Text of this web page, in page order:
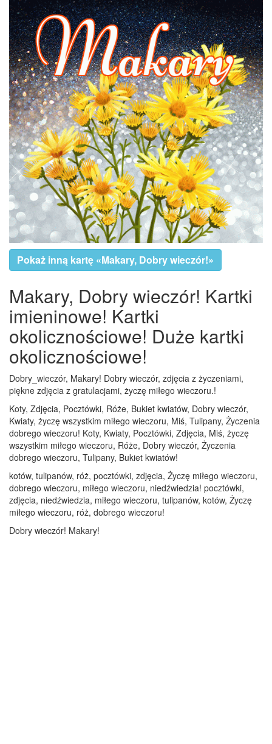
Pokaż inną kartę «Makary, Dobry wieczór!»
Makary, Dobry wieczór! Kartki
imieninowe! Kartki
okolicznościowe! Duże kartki
okolicznościowe!
Dobry_wieczór, Makary! Dobry wieczór, zdjęcia z życzeniami,
piękne zdjęcia z gratulacjami, życzę miłego wieczoru.!
Koty, Zdjęcia, Pocztówki, Róże, Bukiet kwiatów, Dobry wieczór,
Kwiaty, życzę wszystkim miłego wieczoru, Miś, Tulipany, Życzenia
dobrego wieczoru! Koty, Kwiaty, Pocztówki, Zdjęcia, Miś, życzę
wszystkim miłego wieczoru, Róże, Dobry wieczór, Życzenia
dobrego wieczoru, Tulipany, Bukiet kwiatów!
kotów, tulipanów, róż, pocztówki, zdjęcia, Życzę miłego wieczoru,
dobrego wieczoru, miłego wieczoru, niedźwiedzia! pocztówki,
zdjęcia, niedźwiedzia, miłego wieczoru, tulipanów, kotów, Życzę
miłego wieczoru, róż, dobrego wieczoru!
Dobry wieczór! Makary!